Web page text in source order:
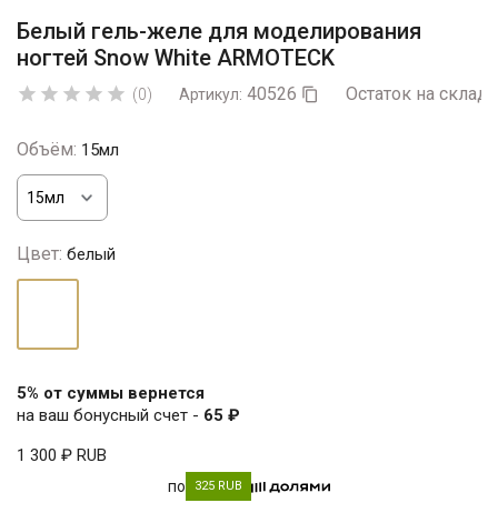
Белый гель-желе для моделирования
ногтей Snow White ARMOTECK
     (0) Артикул: 40526  Остаток на
Объём: 15мл
Цвет: белый
5% от суммы вернется
на ваш бонусный счет - 65 ₽
1 300 ₽ RUB
по 325 RUB